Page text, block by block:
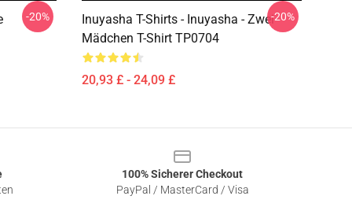
-20%
Inuyasha T-Shirts - Inuyasha - Zwei
Mädchen T-Shirt TP0704
20,93 £ - 24,09 £
-20%
100% Sicherer Checkout
PayPal / MasterCard / Visa